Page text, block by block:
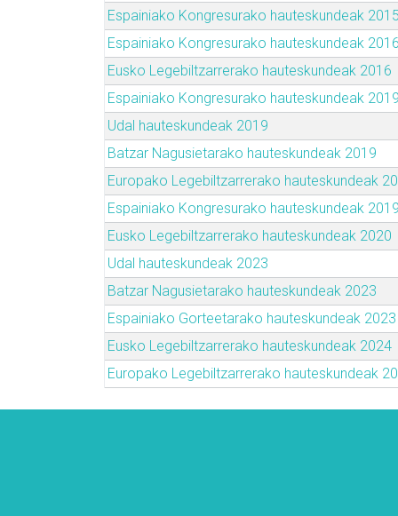
Espainiako Kongresurako hauteskundeak 2015
Espainiako Kongresurako hauteskundeak 2016
Eusko Legebiltzarrerako hauteskundeak 2016
Espainiako Kongresurako hauteskundeak 2019
Udal hauteskundeak 2019
Batzar Nagusietarako hauteskundeak 2019
Europako Legebiltzarrerako hauteskundeak
Espainiako Kongresurako hauteskundeak 2019
Eusko Legebiltzarrerako hauteskundeak 2020
Udal hauteskundeak 2023
Batzar Nagusietarako hauteskundeak 2023
Espainiako Gorteetarako hauteskundeak 2023
Eusko Legebiltzarrerako hauteskundeak 2024
Europako Legebiltzarrerako hauteskundeak